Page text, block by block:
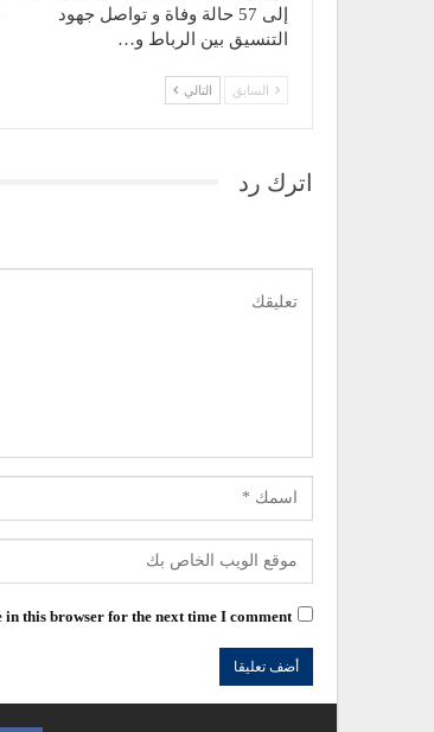
إلى 57 حالة وفاة و تواصل جهود
التنسيق بين الرباط و…
السابق التالي
اترك رد
in this browser for the next time I comment.